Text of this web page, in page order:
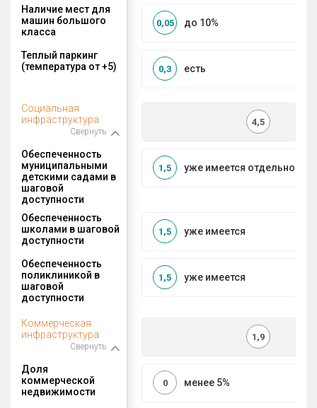
Наличие мест для
машин большого
класса
до 10%
0,05
Теплый паркинг
(температура от +5)
есть
0,3
Социальная
инфраструктура
Свернуть
4,5
Обеспеченность
муниципальными
детскими садами в
шаговой
доступности
уже имеется
1,5
Обеспеченность
школами в шаговой
доступности
уже имеется
1,5
Обеспеченность
поликлиникой в
шаговой
доступности
уже имеется
1,5
Коммерческая
инфраструктура
Свернуть
1,9
Доля
коммерческой
недвижимости
менее 5%
0